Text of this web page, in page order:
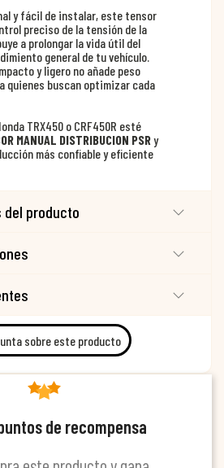
y fácil de instalar, este tensor
preciso de la tensión de la
a prolongar la vida útil del
general de tu vehículo.
y ligero no añade peso
quienes buscan optimizar cada
TRX450 o CRF450R esté
MANUAL DISTRIBUCION PSRy
más confiable y eficiente
producto
sobre este producto
de recompensa